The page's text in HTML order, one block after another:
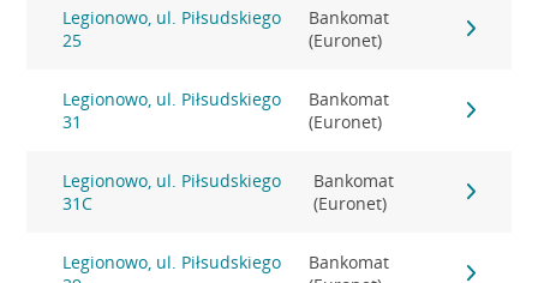
Legionowo, ul. Piłsudskiego
25
Bankomat
(Euronet)
Legionowo, ul. Piłsudskiego
31
Bankomat
(Euronet)
Legionowo, ul. Piłsudskiego
31C
Bankomat
(Euronet)
Legionowo, ul. Piłsudskiego
Bankomat